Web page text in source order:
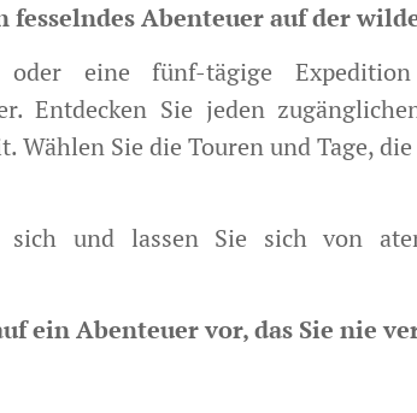
fesselndes Abenteuer auf der
eine fünf-tägige
Entdecken Sie jeden
Wählen Sie die Touren und Tage,
und lassen Sie sich von
ein Abenteuer vor, das Sie nie